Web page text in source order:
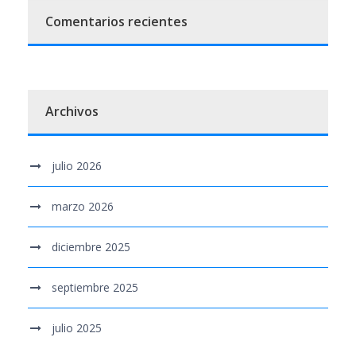
Comentarios recientes
Archivos
julio 2026
marzo 2026
diciembre 2025
septiembre 2025
julio 2025